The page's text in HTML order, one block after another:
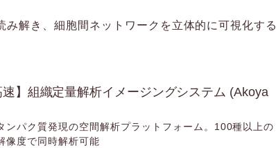
解き、細胞間ネットワークを立体的に可視化する
】組織定量解析イメージングシステム (Akoya
ンパク質発現の空間解析プラットフォーム。100種以上の
像度で同時解析可能